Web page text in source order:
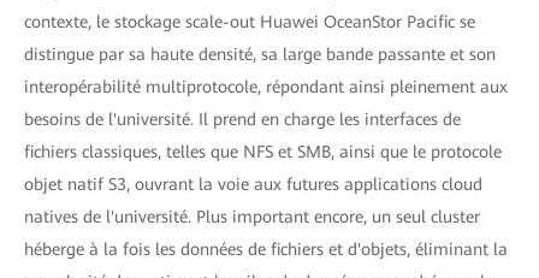
contexte, le stockage scale-out Huawei OceanStor Pacific se
distingue par sa haute densité, sa large bande passante et son
interopérabilité multiprotocole, répondant ainsi pleinement aux
besoins de l'université. Il prend en charge les interfaces de
fichiers classiques, telles que NFS et SMB, ainsi que le protocole
objet natif S3, ouvrant la voie aux futures applications cloud
natives de l'université. Plus important encore, un seul cluster
héberge à la fois les données de fichiers et d'objets, éliminant la